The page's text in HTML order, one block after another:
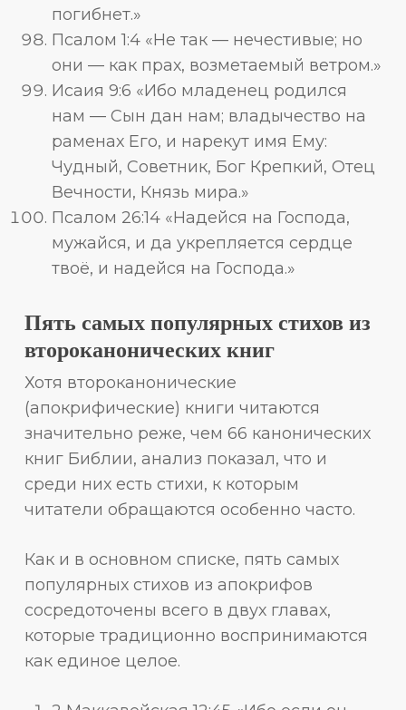
погибнет.»
Псалом 1:4 «Не так — нечестивые; но
они — как прах, возметаемый ветром.»
Исаия 9:6 «Ибо младенец родился
нам — Сын дан нам; владычество на
раменах Его, и нарекут имя Ему:
Чудный, Советник, Бог Крепкий, Отец
Вечности, Князь мира.»
Псалом 26:14 «Надейся на Господа,
мужайся, и да укрепляется сердце
твоё, и надейся на Господа.»
Пять самых популярных стихов из
второканонических книг
Хотя второканонические
(апокрифические) книги читаются
значительно реже, чем 66 канонических
книг Библии, анализ показал, что и
среди них есть стихи, к которым
читатели обращаются особенно часто.
Как и в основном списке, пять самых
популярных стихов из апокрифов
сосредоточены всего в двух главах,
которые традиционно воспринимаются
как единое целое.